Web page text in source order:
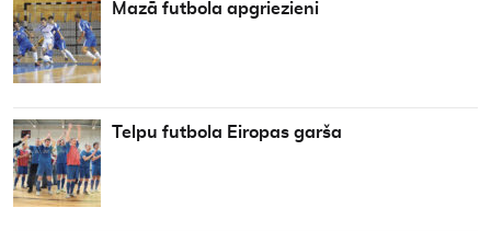
Mazā futbola apgriezieni
Telpu futbola Eiropas garša